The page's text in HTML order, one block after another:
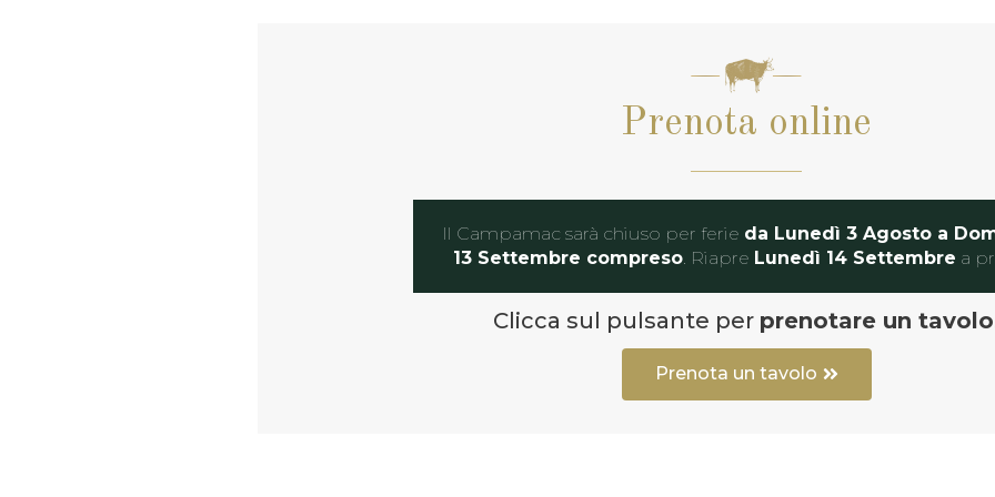
Prenota online
Il Campamac sarà chiuso per ferie da Lunedì 3 Agosto a
13 Settembre compreso . Riapre Lunedì 14 Settembre a
Clicca sul pulsante per prenotare un tavolo
Prenota un tavolo